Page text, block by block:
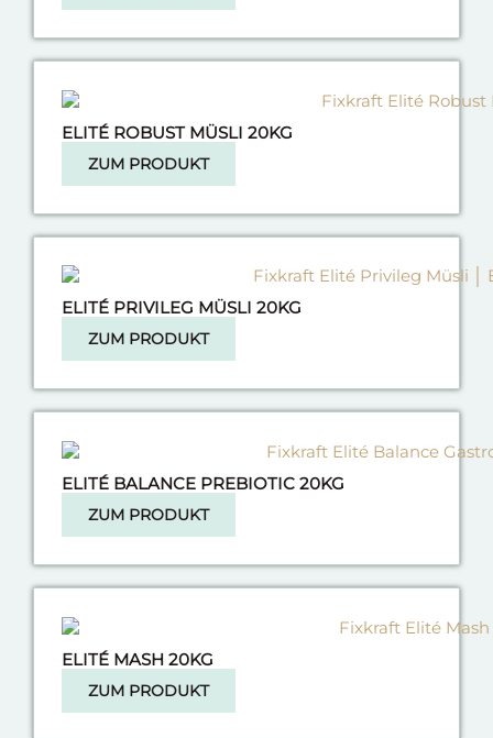
ELITÉ ROBUST MÜSLI 20KG
ZUM PRODUKT
ELITÉ PRIVILEG MÜSLI 20KG
ZUM PRODUKT
ELITÉ BALANCE PREBIOTIC 20KG
ZUM PRODUKT
ELITÉ MASH 20KG
ZUM PRODUKT